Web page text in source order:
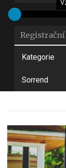
Kategorie
Sorrend